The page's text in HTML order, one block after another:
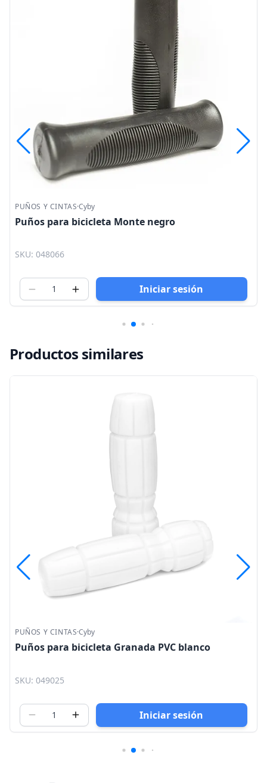
PUÑOS Y CINTAS·Cyby
Puños para bicicleta Monte negro
SKU: 048066
Iniciar sesión
Productos similares
PUÑOS Y CINTAS·Cyby
Puños para bicicleta Granada PVC blanco
SKU: 049025
Iniciar sesión